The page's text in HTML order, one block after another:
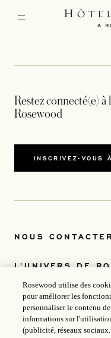
Restez connecté(e) à
Rosewood
INSCRIVEZ-VOUS
NOUS CONTACTER
L’UNIVERS DE
SUIVEZ-NOUS
CONDITIONS
Rosewood utilise des
pour améliorer les
personnaliser le contenu
informations sur
(publicité, réseaux